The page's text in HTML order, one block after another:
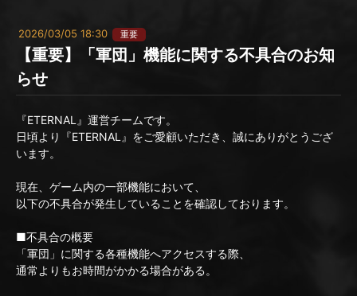
2026/03/05 18:30 重要
【重要】「軍団」機能に関する不具合のお知
らせ
『ETERNAL』運営チームです。
日頃より『ETERNAL』をご愛顧いただき、誠にありがとうござ
います。
現在、ゲーム内の一部機能において、
以下の不具合が発生していることを確認しております。
■不具合の概要
「軍団」に関する各種機能へアクセスする際、
通常よりもお時間がかかる場合がある。